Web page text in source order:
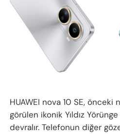
HUAWEI nova 10 SE, önceki
görülen ikonik Yıldız Yörünge
devralır. Telefonun diğer